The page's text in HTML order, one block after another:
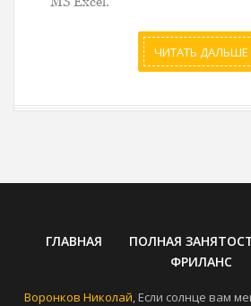
ЧИТАТЬ ДАЛЬШЕ
ГЛАВНАЯ ПОЛНАЯ
ФРИЛАНС
Воронков Николай, Если солнце вам